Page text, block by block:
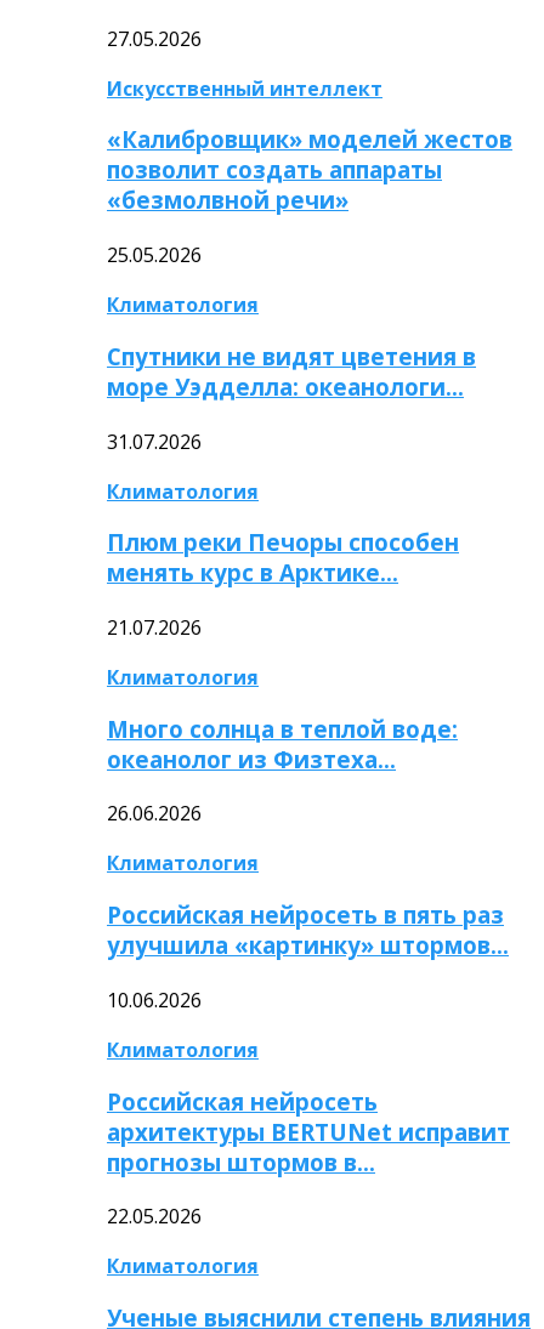
27.05.2026
Искусственный интеллект
«Калибровщик» моделей жестов
позволит создать аппараты
«безмолвной речи»
25.05.2026
Климатология
Спутники не видят цветения в
море Уэдделла: океанологи…
31.07.2026
Климатология
Плюм реки Печоры способен
менять курс в Арктике…
21.07.2026
Климатология
Много солнца в теплой воде:
океанолог из Физтеха…
26.06.2026
Климатология
Российская нейросеть в пять раз
улучшила «картинку» штормов…
10.06.2026
Климатология
Российская нейросеть
архитектуры BERTUNet исправит
прогнозы штормов в…
22.05.2026
Климатология
Ученые выяснили степень влияния